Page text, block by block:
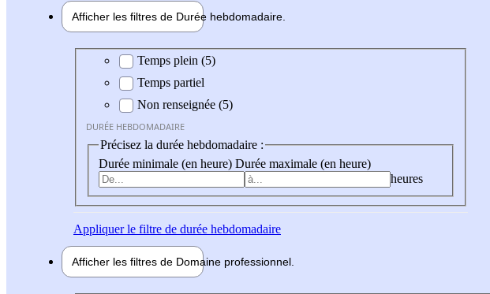
Afficher les filtres de Durée hebdomadaire
Durée hebdomadaire
Temps plein (5)
Temps partiel
Non renseignée (5)
DURÉE HEBDOMADAIRE
Précisez la durée hebdomadaire :
Durée minimale (en heure) Durée maximale (en heure)
heures
Appliquerle filtre de durée hebdomadaire
Afficher les filtres de Domaine professionnel